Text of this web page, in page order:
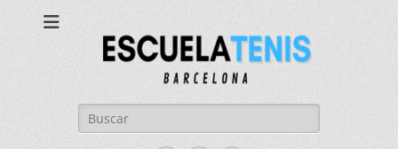
Escuela Tenis
Barcelona
Buscar: